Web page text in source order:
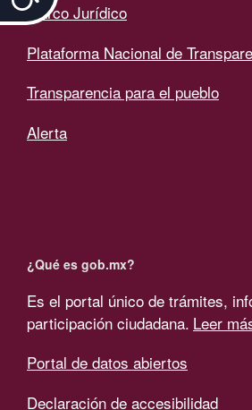
Marco Jurídico
Plataforma Nacional de
Transparencia para el pueblo
Alerta
¿Qué es gob.mx?
Es el portal único de trámites,
participación ciudadana. Leer
Portal de datos abiertos
Declaración de accesibilidad